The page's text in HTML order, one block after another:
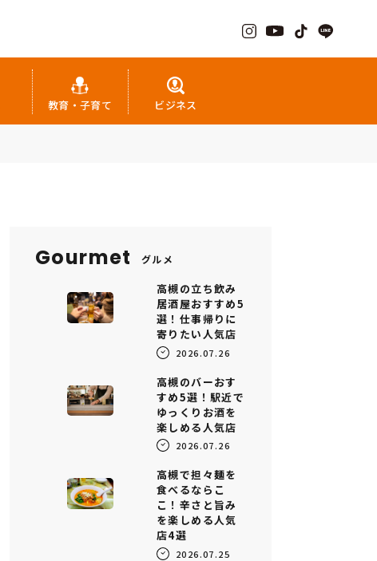
教育・子育て ビジネス
Gourmet グルメ
高槻の立ち飲み
居酒屋おすすめ5
選！仕事帰りに
寄りたい人気店
2026.07.26
高槻のバーおす
すめ5選！駅近で
ゆっくりお酒を
楽しめる人気店
2026.07.26
高槻で担々麺を
食べるならこ
こ！辛さと旨み
を楽しめる人気
店4選
2026.07.25